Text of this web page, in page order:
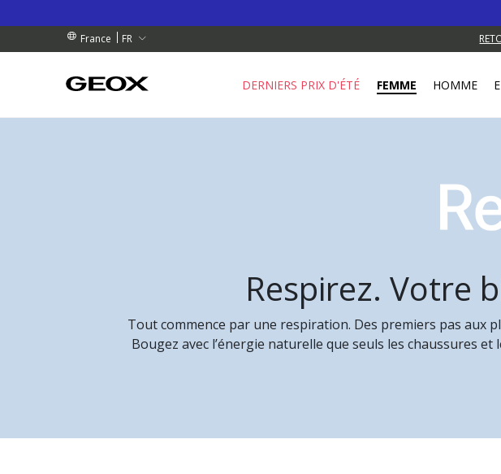
France
FR
DE PLUS DE 99,00 €
PROCHE DE CHEZ VOUS.
DE PLUS DE 99,00 €
DERNIERS PRIX D'ÉTÉ FEMME HOMME
Respirez. Votre
Tout commence par une respiration. Des premiers pas aux
Bougez avec l’énergie naturelle que seuls les chaussures